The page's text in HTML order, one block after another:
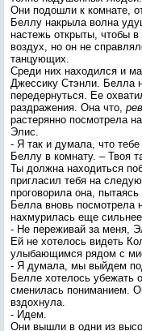
Они подошли к комнате,
Беллу накрыла волна
настежь открыты, чтобы
воздух, но он не
танцующих.
Среди них находился и
Джессику Стэнли. Белла
передернуться. Ее
раздражения. Она что,
растерянно посмотрела
Элис.
- Я так и думала, что
Беллу в комнату. – Твоя
Ты должна находиться
пригласил тебя на
проговорила она,
Белла вновь
нахмурилась еще
- Не переживай за меня,
Ей не хотелось видеть
улыбающимся рядом с
- Я думала, мы выйдем
Белле хотелось убежать
сменилась пониманием.
вздохнула.
- Идем.
Они вышли в одни из